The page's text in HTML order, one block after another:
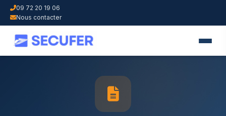
09 72 20 19 06
Nous contacter